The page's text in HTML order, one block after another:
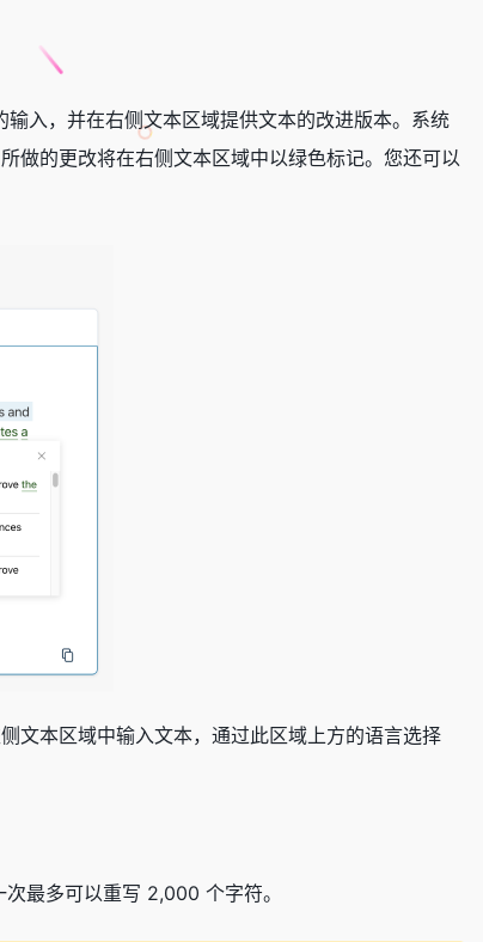
入，并在右侧文本区域提供文本的改进版本。系统
做的更改将在右侧文本区域中以绿色标记。您还可以
文本区域中输入文本，通过此区域上方的语言选择
最多可以重写 2,000 个字符。